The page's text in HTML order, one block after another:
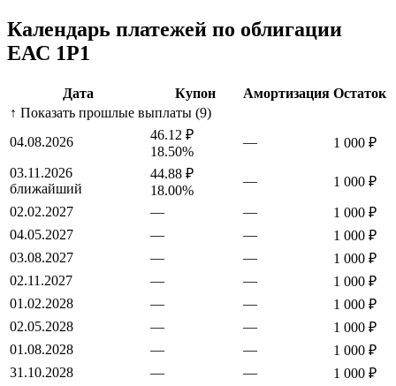
Календарь платежей по облигации
ЕАС 1P1
Дата Купон Амортизация Остаток
↑ Показать прошлые выплаты (9)
04.08.2026
46.12 ₽
18.50%
—
1 000 ₽
03.11.2026
ближайший
44.88 ₽
18.00%
—
1 000 ₽
02.02.2027
— —
1 000 ₽
04.05.2027
— —
1 000 ₽
03.08.2027
— —
1 000 ₽
02.11.2027
— —
1 000 ₽
01.02.2028
— —
1 000 ₽
02.05.2028
— —
1 000 ₽
01.08.2028
— —
1 000 ₽
31.10.2028
— —
1 000 ₽